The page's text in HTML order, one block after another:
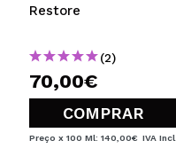
Restore
(2)
70,00€
COMPRAR
Preço x 100 Ml: 140,00€ IVA Incl.